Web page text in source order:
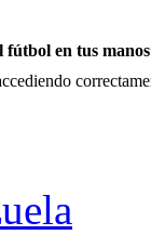
fútbol en tus